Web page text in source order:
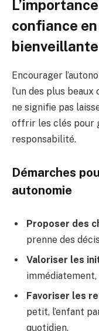
confiance
bienveillante
Encourager
l’un des plus beaux
ne signifie pas
offrir les clés pour
responsabilité.
Démarches
autonomie
Proposer des
prenne des
Valoriser les
Favoriser les
petit, l’enfant
quotidien.